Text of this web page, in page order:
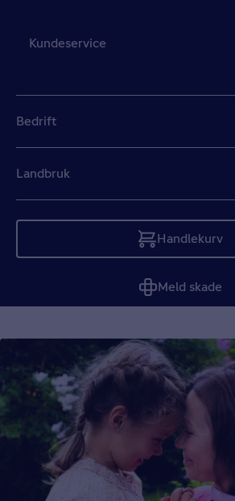
Kundeservice
Bedrift
Landbruk
Handlekurv
Tom
Meld skade